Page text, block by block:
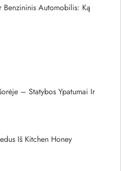
Automobilis: Ką
– Statybos Ypatumai Ir
Iš Kitchen Honey